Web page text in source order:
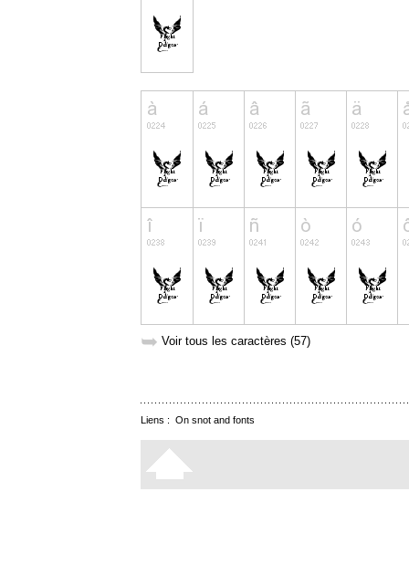
➥ Voir tous les caractères (57)
Liens : On snot and fonts